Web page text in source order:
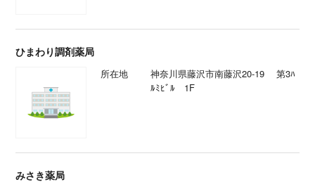
ひまわり調剤薬局
所在地
神奈川県藤沢市南藤沢20-19 第3ﾊ
ﾙﾐﾋﾞﾙ 1F
みさき薬局